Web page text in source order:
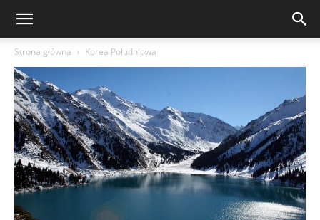
Strona główna Korea Południowa